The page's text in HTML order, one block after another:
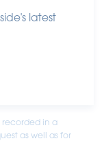
latest
recorded in a
as well as for